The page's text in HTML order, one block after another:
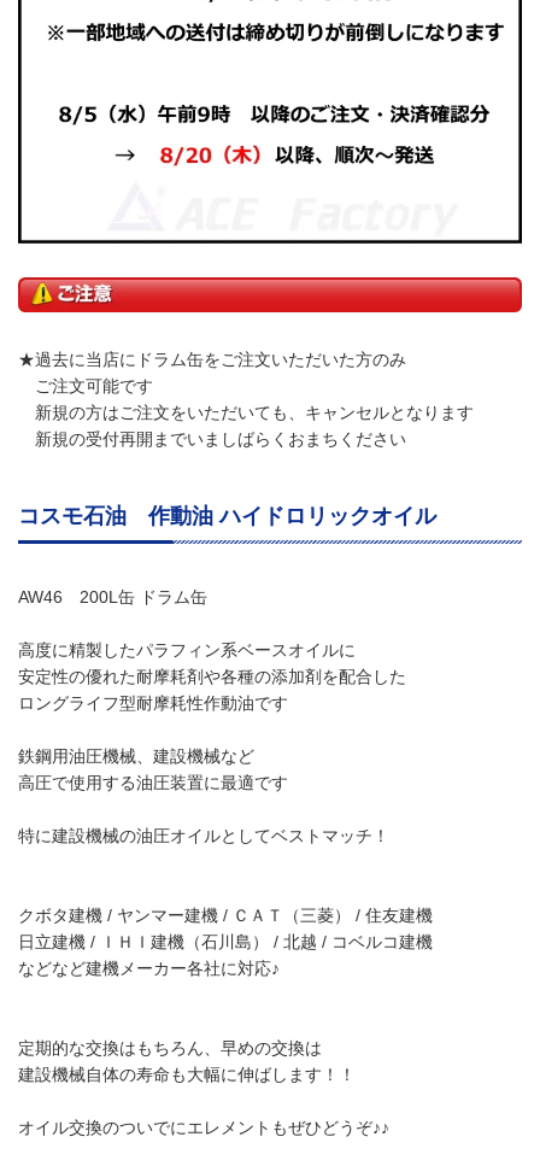
★過去に当店にドラム缶をご注文いただいた方のみ
ご注文可能です
新規の方はご注文をいただいても、キャンセルとなります
新規の受付再開までいましばらくおまちください
コスモ石油 作動油 ハイドロリックオイル
AW46 200L缶 ドラム缶
高度に精製したパラフィン系ベースオイルに
安定性の優れた耐摩耗剤や各種の添加剤を配合した
ロングライフ型耐摩耗性作動油です
鉄鋼用油圧機械、建設機械など
高圧で使用する油圧装置に最適です
特に建設機械の油圧オイルとしてベストマッチ！
クボタ建機 / ヤンマー建機 / ＣＡＴ（三菱） / 住友建機
日立建機 / ＩＨＩ建機（石川島） / 北越 / コベルコ建機
などなど建機メーカー各社に対応♪
定期的な交換はもちろん、早めの交換は
建設機械自体の寿命も大幅に伸ばします！！
オイル交換のついでにエレメントもぜひどうぞ♪♪